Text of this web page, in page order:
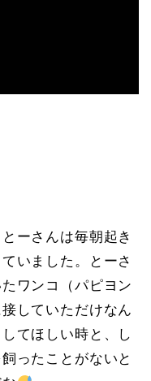
ーさんは毎朝起き
いました。とーさ
ワンコ（パピヨン
していただけなん
てほしい時と、し
ったことがないと